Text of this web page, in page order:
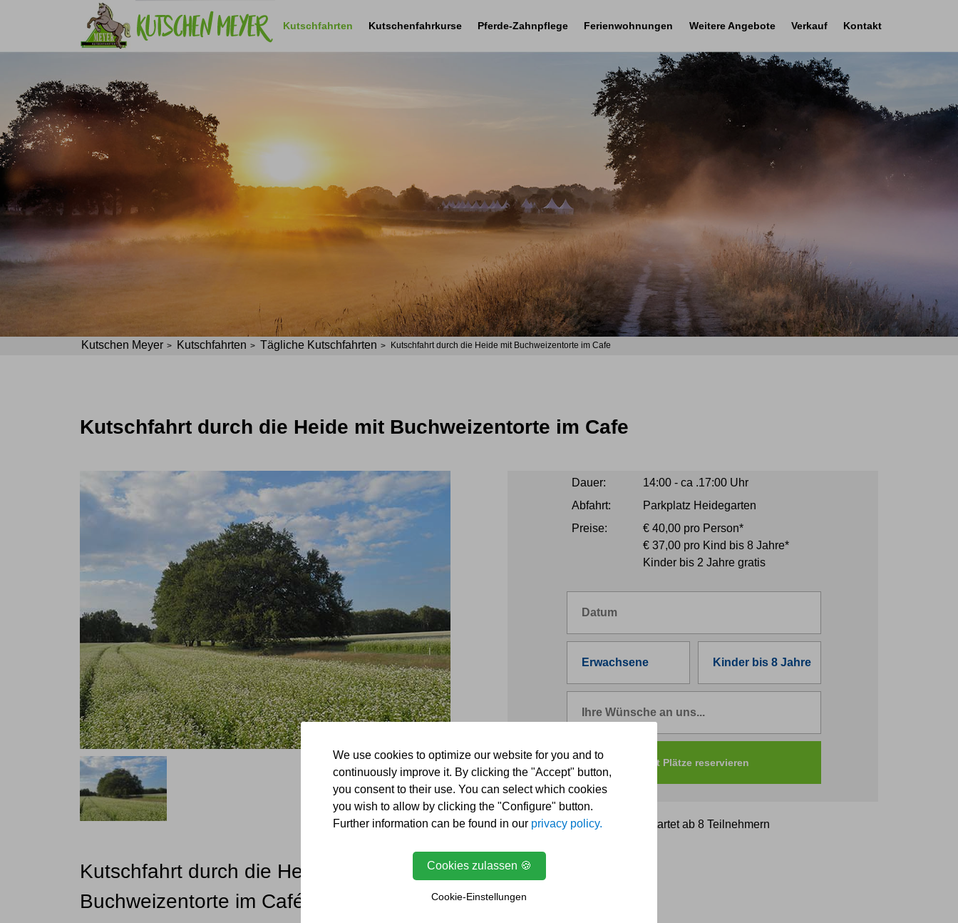
Navigation
überspringen
Kutschfahrten Kutschenfahrkurse Pferde-Zahnpflege Ferienwohnungen Weitere Angebote Verkauf Kontakt
Kutschen Meyer Kutschfahrten Tägliche Kutschfahrten Kutschfahrt durch die Heide mit Buchweizentorte im Cafe
Kutschfahrt durch die Heide mit Buchweizentorte im Cafe
Kutschfahrt durch die Heide mit
Buchweizentorte im Café
Dauer:
14:00 - ca .17:00 Uhr
Abfahrt:
Parkplatz Heidegarten
Preise:
€ 40,00 pro Person*
€ 37,00 pro Kind bis 8 Jahre*
Kinder bis 2 Jahre gratis
* Tour startet ab 8 Teilnehmern
We use cookies to optimize our website for you and to
continuously improve it. By clicking the "Accept" button,
you consent to their use. You can select which cookies
you wish to allow by clicking the "Configure" button.
Further information can be found in our privacy policy.
Cookies zulassen 🍪
Cookie-Einstellungen